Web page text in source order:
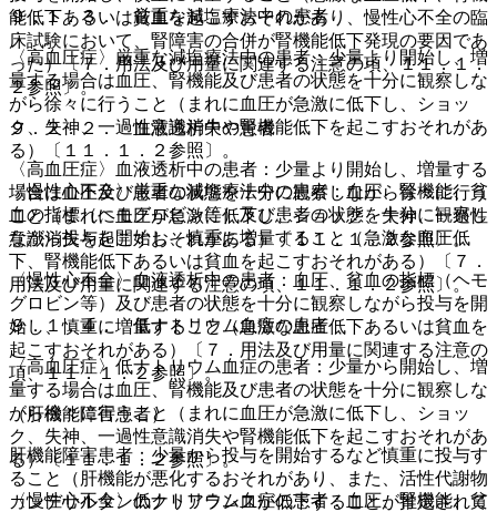
能低下あるいは貧血を起こすおそれがあり、慢性心不全の臨
床試験において、腎障害の合併が腎機能低下発現の要因であ
った）〔７．用法及び用量に関連する注意の項、１１．１．
２参照〕。
９．２．２． 血液透析中の患者
〈高血圧症〉血液透析中の患者：少量より開始し、増量する
場合は血圧及び患者の状態を十分に観察しながら徐々に行う
こと（まれに血圧が急激に低下し、ショック、失神、一過性
意識消失を起こすおそれがある）〔１１．１．２参照〕。
〈慢性心不全〉血液透析中の患者：血圧、貧血の指標（ヘモ
グロビン等）及び患者の状態を十分に観察しながら投与を開
始し、慎重に増量すること（急激な血圧低下あるいは貧血を
起こすおそれがある）〔７．用法及び用量に関連する注意の
項、１１．１．２参照〕。
（肝機能障害患者）
肝機能障害患者：少量から投与を開始するなど慎重に投与す
ること（肝機能が悪化するおそれがあり、また、活性代謝物
カンデサルタンのクリアランスが低下することが推定されて
９．１．３． 厳重な減塩療法中の患者
〈高血圧症〉厳重な減塩療法中の患者：少量より開始し、増
量する場合は血圧、腎機能及び患者の状態を十分に観察しな
がら徐々に行うこと（まれに血圧が急激に低下し、ショッ
ク、失神、一過性意識消失や腎機能低下を起こすおそれがあ
る）〔１１．１．２参照〕。
〈慢性心不全〉厳重な減塩療法中の患者：血圧、腎機能、貧
血の指標（ヘモグロビン等）及び患者の状態を十分に観察し
ながら投与を開始し、慎重に増量すること（急激な血圧低
下、腎機能低下あるいは貧血を起こすおそれがある）〔７．
用法及び用量に関連する注意の項、１１．１．２参照〕。
９．１．４． 低ナトリウム血症の患者
〈高血圧症〉低ナトリウム血症の患者：少量から開始し、増
量する場合は血圧、腎機能及び患者の状態を十分に観察しな
がら徐々に行うこと（まれに血圧が急激に低下し、ショッ
ク、失神、一過性意識消失や腎機能低下を起こすおそれがあ
る）〔１１．１．２参照〕。
〈慢性心不全〉低ナトリウム血症の患者：血圧、腎機能、貧